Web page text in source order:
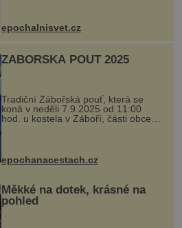
kovový...
epochalnisvet.cz
ZÁBOŘSKÁ POUŤ 2025
Tradiční Zábořská pouť, která se
koná v neděli 7.9.2025 od 11:00
hod. u kostela v Záboří, části obce
Kly u Mělníka. V programu naleznete
komentovanou prohlídku kostela,
epochanacestach.cz
Měkké na dotek, krásné na
pohled